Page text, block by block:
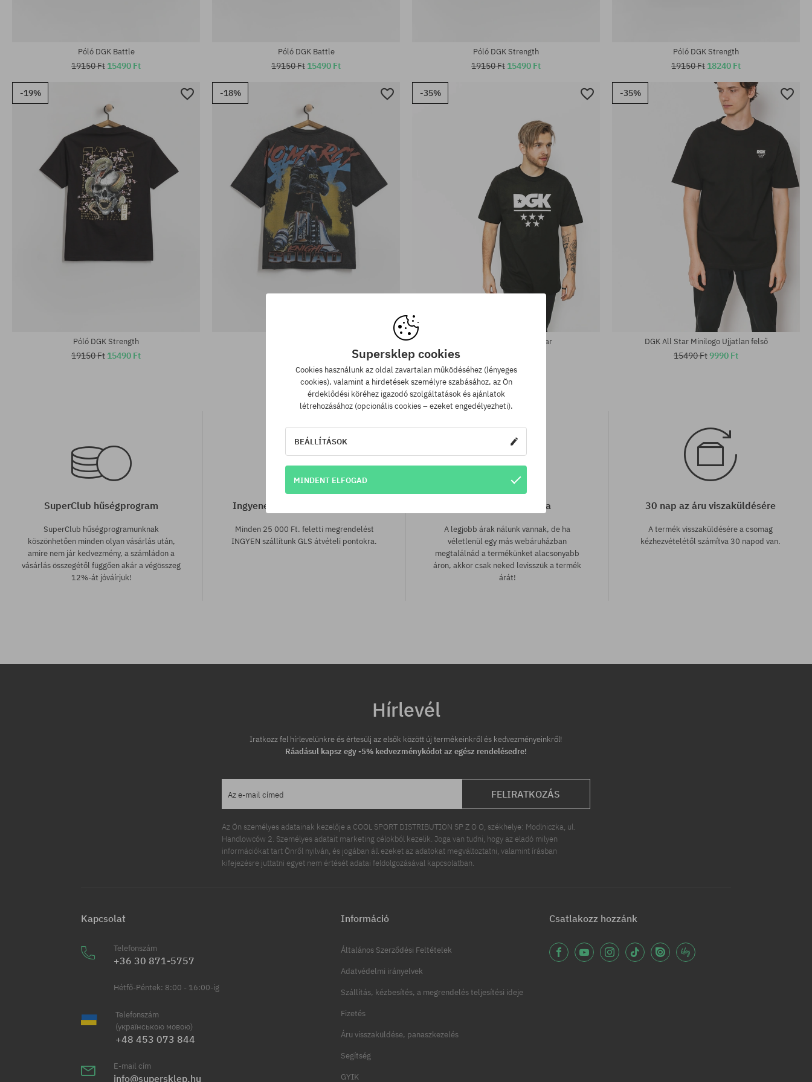
Póló DGK Battle
19150 Ft 15490 Ft
Póló DGK Battle
19150 Ft 15490 Ft
M; L; XL
Póló DGK Strength
19150 Ft 15490 Ft
Póló DGK Strength
19150 Ft 18240 Ft
-19%
Póló DGK Strength
19150 Ft 15490 Ft
-18% -35%
Ujjatlan felső DGK All Star
-35%
DGK All Star Minilogo Ujjatlan felső
15490 Ft9990 Ft
SuperClub hűségprogram
SuperClub hűségprogramunknak
köszönhetően minden olyan vásárlás után,
amire nem jár kedvezmény, a számládon a
vásárlás összegétől függően akár a végösszeg
12%-át jóváírjuk!
Ingyenes szállítás 25 000 Ft-tól
Minden 25 000 Ft. feletti megrendelést
INGYEN szállítunk GLS átvételi pontokra.
Legjobb ár garancia
A legjobb árak nálunk vannak, de ha
véletlenül egy más webáruházban
megtalálnád a termékünket alacsonyabb
áron, akkor csak neked levisszük a termék
árát!
30 nap az áru viszaküldésére
A termék visszaküldésére a csomag
kézhezvételétől számítva 30 napod van.
Hírlevél
Iratkozz fel hírlevelünkre és értesülj az elsők között új termékeinkről és kedvezményeinkről!
Ráadásul kapsz egy -5% kedvezménykódot az egész rendelésedre!
Az e-mail címed FELIRATKOZÁS
Az Ön személyes adatainak kezelője a COOL SPORT DISTRIBUTION SP Z O O, székhelye: Modlniczka, ul.
Handlowców 2. Személyes adatait marketing célokból kezelik. Joga van tudni, hogy az eladó milyen
információkat tart Önről nyilván, és jogában áll ezeket az adatokat megváltoztatni, valamint írásban
kifejezésre juttatni egyet nem értését adatai feldolgozásával kapcsolatban.
Kapcsolat
Telefonszám
+36 30 871-5757
Hétfő-Péntek: 8:00 - 16:00-ig
Telefonszám
(українською мовою)
+48 453 073 844
E-mail cím
info@supersklep.hu
Információ
Általános Szerződési Feltételek
Adatvédelmi irányelvek
Szállítás, kézbesítés, a megrendelés teljesítési ideje
Fizetés
Áru visszaküldése, panaszkezelés
Segítség
GYIK
Csatlakozz hozzánk
Supersklep cookies
Cookies használunk az oldal zavartalan működéséhez (lényeges
cookies), valamint a hirdetések személyre szabásához, az Ön
érdeklődési köréhez igazodó szolgáltatások és ajánlatok
létrehozásához (opcionális cookies – ezeket engedélyezheti).
BEÁLLÍTÁSOK
MINDENT ELFOGAD